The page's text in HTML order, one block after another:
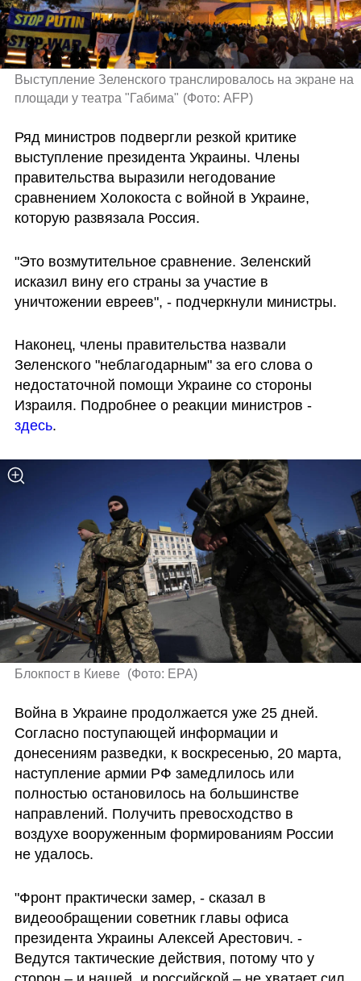
Выступление Зеленского транслировалось на экране на
площади у театра "Габима" (Фото: AFP)
Ряд министров подвергли резкой критике
выступление президента Украины. Члены
правительства выразили негодование
сравнением Холокоста с войной в Украине,
которую развязала Россия.
"Это возмутительное сравнение. Зеленский
исказил вину его страны за участие в
уничтожении евреев", - подчеркнули министры.
Наконец, члены правительства назвали
Зеленского "неблагодарным" за его слова о
недостаточной помощи Украине со стороны
Израиля. Подробнее о реакции министров -
здесь.
Блокпост в Киеве (Фото: EPA)
Война в Украине продолжается уже 25 дней.
Согласно поступающей информации и
донесениям разведки, к воскресенью, 20 марта,
наступление армии РФ замедлилось или
полностью остановилось на большинстве
направлений. Получить превосходство в
воздухе вооруженным формированиям России
не удалось.
"Фронт практически замер, - сказал в
видеообращении советник главы офиса
президента Украины Алексей Арестович. -
Ведутся тактические действия, потому что у